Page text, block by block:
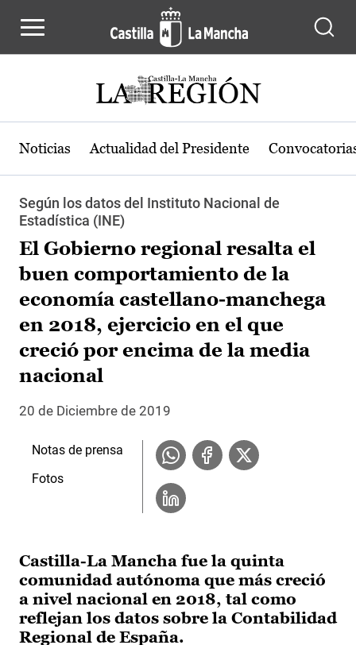
Noticias Actualidad del Presidente
Según los datos del Instituto Nacional de
Estadística (INE)
El Gobierno regional resalta el
buen comportamiento de la
economía castellano-manchega
en 2018, ejercicio en el que
creció por encima de la media
nacional
20 de Diciembre de 2019
Castilla-La Mancha fue la quinta
comunidad autónoma que más creció
a nivel nacional en 2018, tal como
reflejan los datos sobre la Contabilidad
Regional de España.
Notas de prensa
Fotos